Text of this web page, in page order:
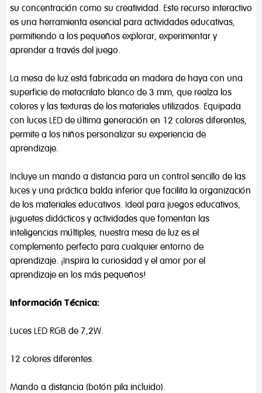
su concentración como su creatividad. Este recurso interactivo
es una herramienta esencial para actividades educativas,
permitiendo a los pequeños explorar, experimentar y
aprender a través del juego.
La mesa de luz está fabricada en madera de haya con una
superficie de metacrilato blanco de 3 mm, que realza los
colores y las texturas de los materiales utilizados. Equipada
con luces LED de última generación en 12 colores diferentes,
permite a los niños personalizar su experiencia de
aprendizaje.
Incluye un mando a distancia para un control sencillo de las
luces y una práctica balda inferior que facilita la organización
de los materiales educativos. Ideal para juegos educativos,
juguetes didácticos y actividades que fomentan las
inteligencias múltiples, nuestra mesa de luz es el
complemento perfecto para cualquier entorno de
aprendizaje. ¡Inspira la curiosidad y el amor por el
aprendizaje en los más pequeños!
Información Técnica:
Luces LED RGB de 7,2W.
12 colores diferentes.
Mando a distancia (botón pila incluido).